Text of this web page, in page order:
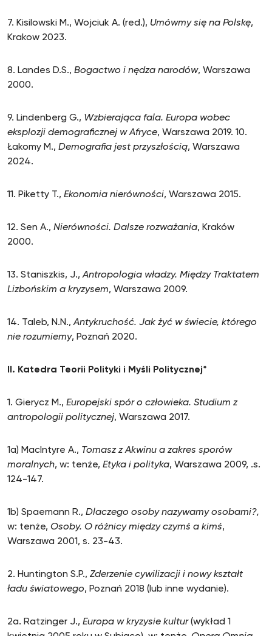
7. Kisilowski M., Wojciuk A. (red.), Umówmy się na Polskę,
Krakow 2023.
8. Landes D.S., Bogactwo i nędza narodów, Warszawa
2000.
9. Lindenberg G., Wzbierająca fala. Europa wobec
eksplozji demograficznej w Afryce, Warszawa 2019. 10.
Łakomy M., Demografia jest przyszłością, Warszawa
2024.
11. Piketty T., Ekonomia nierówności, Warszawa 2015.
12. Sen A., Nierówności. Dalsze rozważania, Kraków
2000.
13. Staniszkis, J.,Antropologia władzy. Między Traktatem
Lizbońskim a kryzysem, Warszawa 2009.
14. Taleb, N.N.,Antykruchość. Jak żyć w świecie, którego
nie rozumiemy, Poznań 2020.
II. Katedra Teorii Polityki i Myśli Politycznej*
1. Gierycz M., Europejski spór o człowieka. Studium z
antropologii politycznej, Warszawa 2017.
1a) MacIntyre A., Tomasz z Akwinu a zakres sporów
moralnych, w: tenże, Etyka i polityka, Warszawa 2009, .s.
124-147.
1b) Spaemann R., Dlaczego osoby nazywamy osobami?,
w: tenże, Osoby. O różnicy między czymś a kimś,
Warszawa 2001, s. 23-43.
2. Huntington S.P., Zderzenie cywilizacji i nowy kształt
ładu światowego, Poznań 2018 (lub inne wydanie).
2a. Ratzinger J., Europa w kryzysie kultur(wykład 1